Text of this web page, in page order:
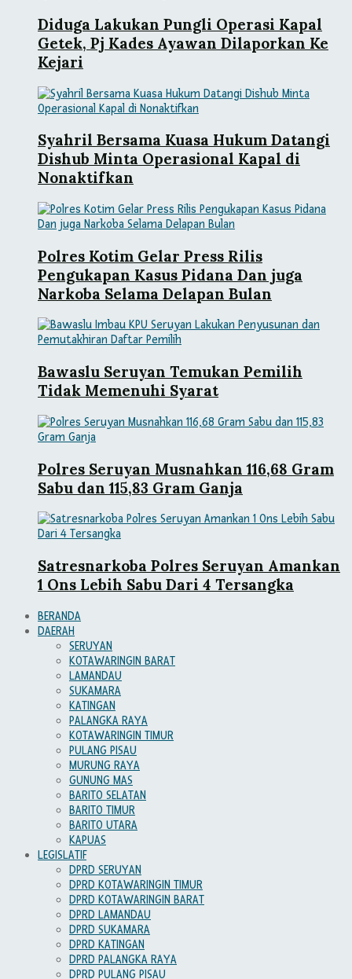
Diduga Lakukan Pungli Operasi Kapal
Getek, Pj Kades Ayawan Dilaporkan Ke
Kejari
Syahril Bersama Kuasa Hukum Datangi
Dishub Minta Operasional Kapal di
Nonaktifkan
Polres Kotim Gelar Press Rilis
Pengukapan Kasus Pidana Dan juga
Narkoba Selama Delapan Bulan
Bawaslu Seruyan Temukan Pemilih
Tidak Memenuhi Syarat
Polres Seruyan Musnahkan 116,68 Gram
Sabu dan 115,83 Gram Ganja
Satresnarkoba Polres Seruyan Amankan
1 Ons Lebih Sabu Dari 4 Tersangka
BERANDA
DAERAH
SERUYAN
KOTAWARINGIN BARAT
LAMANDAU
SUKAMARA
KATINGAN
PALANGKA RAYA
KOTAWARINGIN TIMUR
PULANG PISAU
MURUNG RAYA
GUNUNG MAS
BARITO SELATAN
BARITO TIMUR
BARITO UTARA
KAPUAS
LEGISLATIF
DPRD SERUYAN
DPRD KOTAWARINGIN TIMUR
DPRD KOTAWARINGIN BARAT
DPRD LAMANDAU
DPRD SUKAMARA
DPRD KATINGAN
DPRD PALANGKA RAYA
DPRD PULANG PISAU